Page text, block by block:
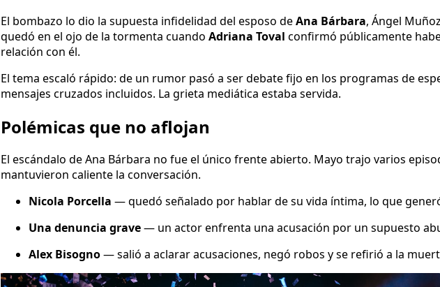
El bombazo lo dio la supuesta infidelidad del esposo deAna Bárbara, Ángel
quedó en el ojo de la tormenta cuando Adriana Toval confirmó públicamente
relación con él.
El tema escaló rápido: de un rumor pasó a ser debate fijo en los programas de
mensajes cruzados incluidos. La grieta mediática estaba servida.
Polémicas que no aflojan
El escándalo de Ana Bárbara no fue el único frente abierto. Mayo trajo varios
mantuvieron caliente la conversación.
Nicola Porcella — quedó señalado por hablar de su vida íntima, lo que
Una denuncia grave— un actor enfrenta una acusación por un supuesto
Alex Bisogno— salió a aclarar acusaciones, negó robos y se refirió a la